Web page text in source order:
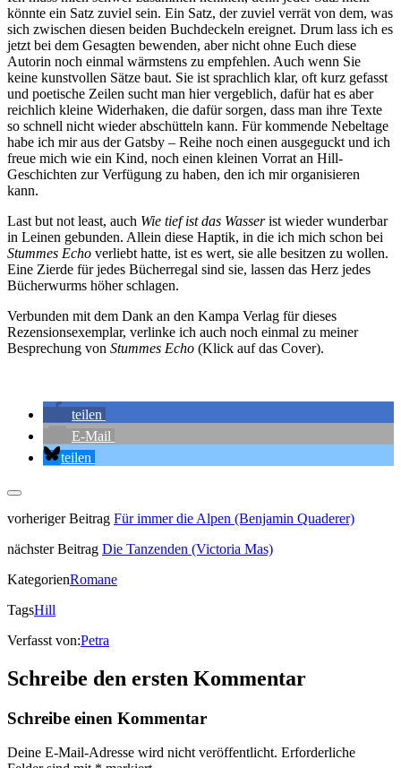
könnte ein Satz zuviel sein. Ein Satz, der zuviel verrät von dem, was
sich zwischen diesen beiden Buchdeckeln ereignet. Drum lass ich es
jetzt bei dem Gesagten bewenden, aber nicht ohne Euch diese
Autorin noch einmal wärmstens zu empfehlen. Auch wenn Sie
keine kunstvollen Sätze baut. Sie ist sprachlich klar, oft kurz gefasst
und poetische Zeilen sucht man hier vergeblich, dafür hat es aber
reichlich kleine Widerhaken, die dafür sorgen, dass man ihre Texte
so schnell nicht wieder abschütteln kann. Für kommende Nebeltage
habe ich mir aus der Gatsby – Reihe noch einen ausgeguckt und ich
freue mich wie ein Kind, noch einen kleinen Vorrat an Hill-
Geschichten zur Verfügung zu haben, den ich mir organisieren
kann.
Last but not least, auch Wie tief ist das Wasserist wieder wunderbar
in Leinen gebunden. Allein diese Haptik, in die ich mich schon bei
Stummes Echo verliebt hatte, ist es wert, sie alle besitzen zu wollen.
Eine Zierde für jedes Bücherregal sind sie, lassen das Herz jedes
Bücherwurms höher schlagen.
Verbunden mit dem Dank an den Kampa Verlag für dieses
Rezensionsexemplar, verlinke ich auch noch einmal zu meiner
Besprechung von Stummes Echo (Klick auf das Cover).
teilen
E-Mail
teilen
vorheriger Beitrag Für immer die Alpen (Benjamin Quaderer)
nächster Beitrag Die Tanzenden (Victoria Mas)
KategorienRomane
TagsHill
Verfasst von:Petra
Schreibe den ersten Kommentar
Schreibe einen Kommentar
Deine E-Mail-Adresse wird nicht veröffentlicht. Erforderliche